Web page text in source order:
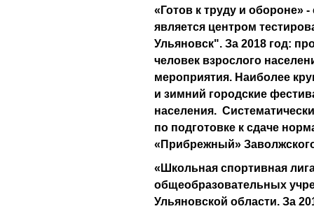
«Готов к труду и обороне»
является центром
Ульяновск". За 2018 год:
человек взрослого
мероприятия. Наиболее
и зимний городские
населения.
по подготовке к сдаче
«Прибрежный»
«Школьная спортивная
общеобразовательных
Ульяновской области. За